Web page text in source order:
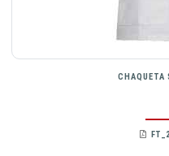
CHAQUETA